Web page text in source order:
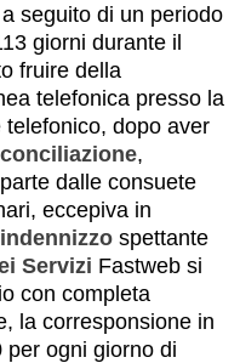
seguito di un periodo
giorni durante il
fruire della
telefonica presso la
telefonico, dopo aver
,
dalle consuete
eccepiva in
spettante
Servizi Fastweb si
con completa
la corresponsione in
per ogni giorno di